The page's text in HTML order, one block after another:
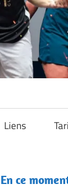
Liens
En ce